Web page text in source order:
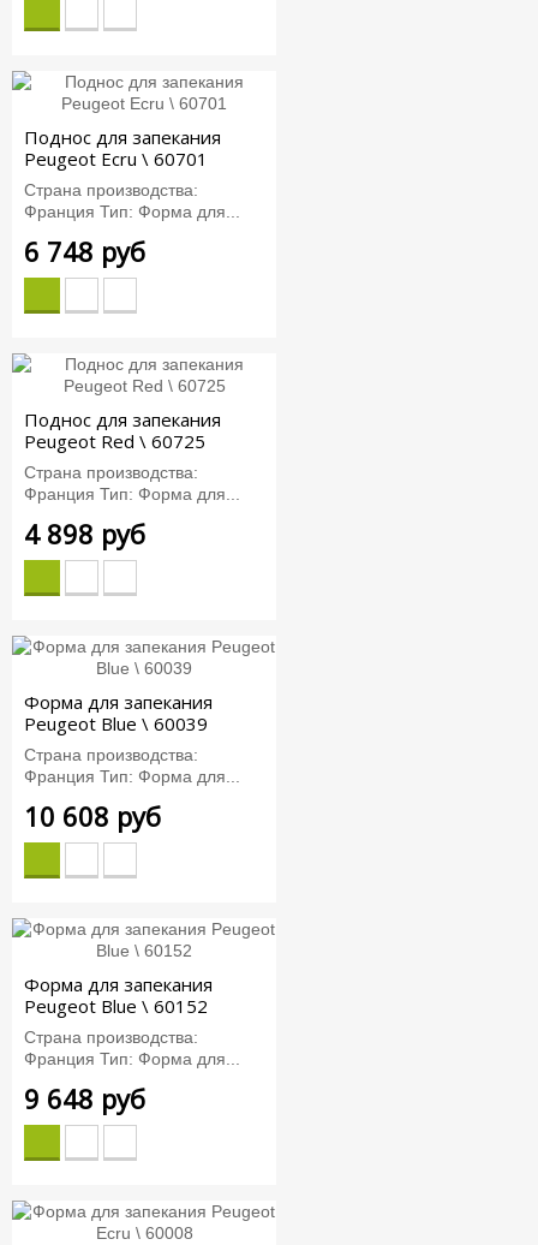
Поднос для запекания
Peugeot Ecru \ 60701
Страна производства:
Франция Тип: Форма для...
6 748 руб
Поднос для запекания
Peugeot Red \ 60725
Страна производства:
Франция Тип: Форма для...
4 898 руб
Форма для запекания
Peugeot Blue \ 60039
Страна производства:
Франция Тип: Форма для...
10 608 руб
Форма для запекания
Peugeot Blue \ 60152
Страна производства:
Франция Тип: Форма для...
9 648 руб